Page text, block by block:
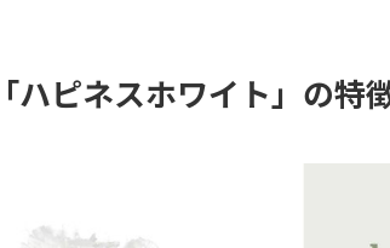
ハピネスホワイト」の特